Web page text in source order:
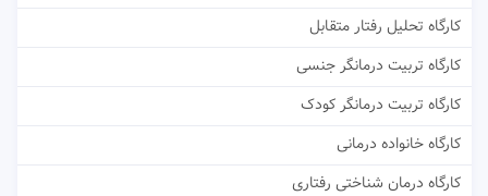
کارگاه تحلیل رفتار متقابل
کارگاه تربیت درمانگر جنسی
کارگاه تربیت درمانگر کودک
کارگاه خانواده درمانی
کارگاه درمان شناختی رفتاری